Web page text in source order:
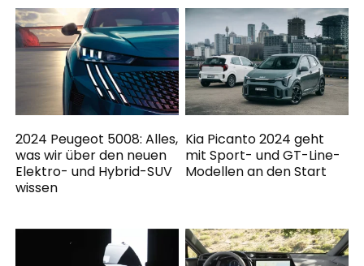
2024 Peugeot 5008: Alles,
was wir über den neuen
Elektro- und Hybrid-SUV
wissen
Kia Picanto 2024 geht
mit Sport- und GT-Line-
Modellen an den Start